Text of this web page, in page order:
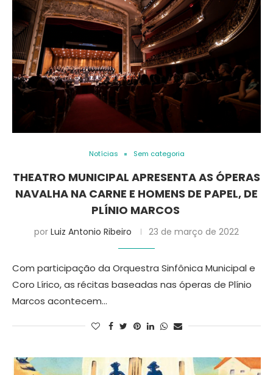
Notícias Sem categoria
THEATRO MUNICIPAL APRESENTA AS ÓPERAS
NAVALHA NA CARNE E HOMENS DE PAPEL, DE
PLÍNIO MARCOS
por Luiz Antonio Ribeiro 23 de março de 2022
Com participação da Orquestra Sinfônica Municipal e
Coro Lírico, as récitas baseadas nas óperas de Plínio
Marcos acontecem…